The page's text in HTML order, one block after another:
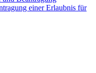
einer Erlaubnis für